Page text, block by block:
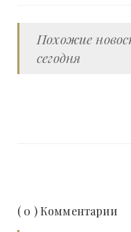
Похожие
сегодня
( 0 ) Комментарии